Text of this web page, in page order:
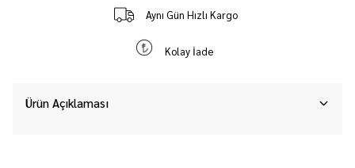
Aynı Gün Hızlı Kargo
Kolay İade
Ürün Açıklaması